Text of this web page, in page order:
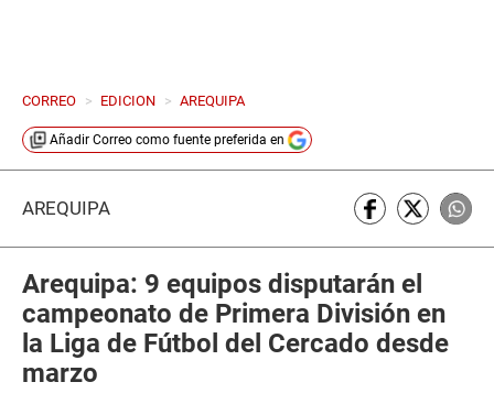
CORREO > EDICION > AREQUIPA
Añadir Correo como fuente preferida en
AREQUIPA
Arequipa: 9 equipos disputarán el
campeonato de Primera División en
la Liga de Fútbol del Cercado desde
marzo